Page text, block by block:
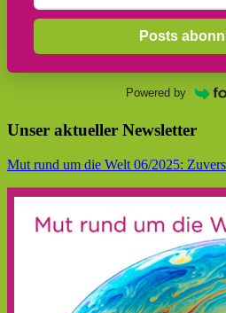
Posts
Powered by
Unser aktueller Newsletter
Mut rund um die Welt 06/2025: